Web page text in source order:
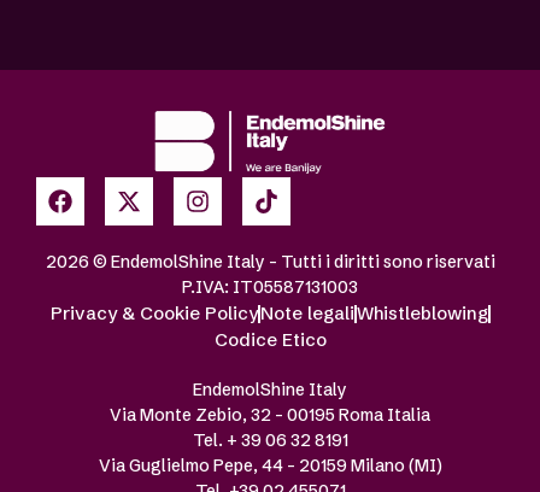
2026 © EndemolShine Italy – Tutti i diritti sono riservati
P.IVA: IT05587131003
Privacy & Cookie PolicyNote legaliWhistleblowing
Codice Etico
EndemolShine Italy
Via Monte Zebio, 32 – 00195 Roma Italia
Tel. + 39 06 32 8191
Via Guglielmo Pepe, 44 – 20159 Milano (MI)